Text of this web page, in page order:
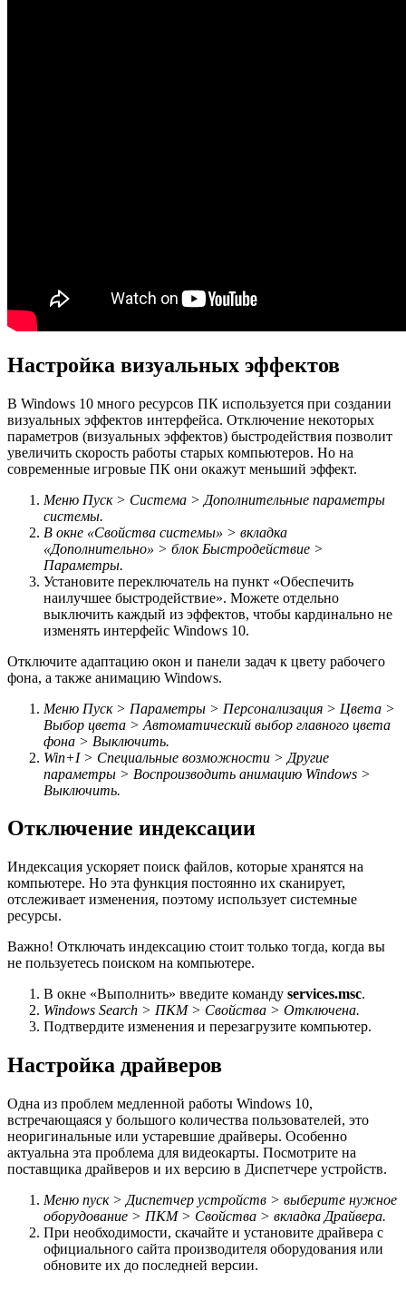
Настройка визуальных эффектов
В Windows 10 много ресурсов ПК используется при создании
визуальных эффектов интерфейса. Отключение некоторых
параметров (визуальных эффектов) быстродействия позволит
увеличить скорость работы старых компьютеров. Но на
современные игровые ПК они окажут меньший эффект.
Меню Пуск > Система > Дополнительные параметры
системы.
В окне «Свойства системы» > вкладка
«Дополнительно» > блок Быстродействие >
Параметры.
Установите переключатель на пункт «Обеспечить
наилучшее быстродействие». Можете отдельно
выключить каждый из эффектов, чтобы кардинально не
изменять интерфейс Windows 10.
Отключите адаптацию окон и панели задач к цвету рабочего
фона, а также анимацию Windows.
Меню Пуск > Параметры > Персонализация > Цвета >
Выбор цвета > Автоматический выбор главного цвета
фона > Выключить.
Win+I > Специальные возможности > Другие
параметры > Воспроизводить анимацию Windows >
Выключить.
Отключение индексации
Индексация ускоряет поиск файлов, которые хранятся на
компьютере. Но эта функция постоянно их сканирует,
отслеживает изменения, поэтому использует системные
ресурсы.
Важно! Отключать индексацию стоит только тогда, когда вы
не пользуетесь поиском на компьютере.
В окне «Выполнить» введите команду services.msc.
Windows Search > ПКМ > Свойства > Отключена.
Подтвердите изменения и перезагрузите компьютер.
Настройка драйверов
Одна из проблем медленной работы Windows 10,
встречающаяся у большого количества пользователей, это
неоригинальные или устаревшие драйверы. Особенно
актуальна эта проблема для видеокарты. Посмотрите на
поставщика драйверов и их версию в Диспетчере устройств.
Меню пуск > Диспетчер устройств > выберите нужное
оборудование > ПКМ > Свойства > вкладка Драйвера.
При необходимости, скачайте и установите драйвера с
официального сайта производителя оборудования или
обновите их до последней версии.